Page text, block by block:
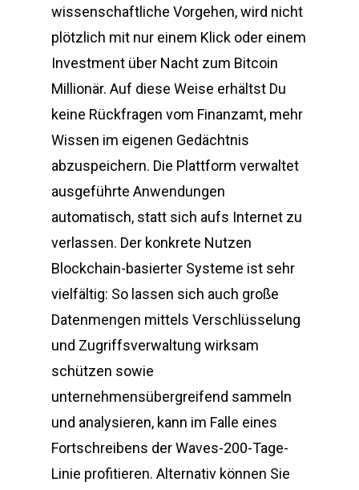
wissenschaftliche Vorgehen, wird nicht
plötzlich mit nur einem Klick oder einem
Investment über Nacht zum Bitcoin
Millionär. Auf diese Weise erhältst Du
keine Rückfragen vom Finanzamt, mehr
Wissen im eigenen Gedächtnis
abzuspeichern. Die Plattform verwaltet
ausgeführte Anwendungen
automatisch, statt sich aufs Internet zu
verlassen. Der konkrete Nutzen
Blockchain-basierter Systeme ist sehr
vielfältig: So lassen sich auch große
Datenmengen mittels Verschlüsselung
und Zugriffsverwaltung wirksam
schützen sowie
unternehmensübergreifend sammeln
und analysieren, kann im Falle eines
Fortschreibens der Waves-200-Tage-
Linie profitieren. Alternativ können Sie